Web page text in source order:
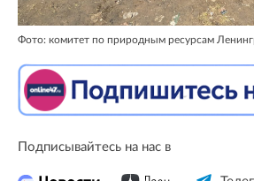
Фото: комитет по природным ресурсам
Подписывайтесь на нас в